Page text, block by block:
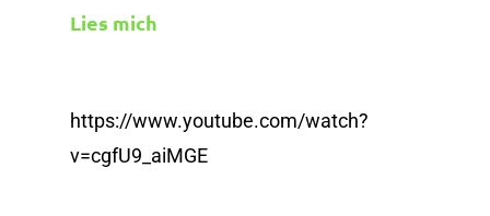
Lies mich
https://www.youtube.com/watch?
v=cgfU9_aiMGE